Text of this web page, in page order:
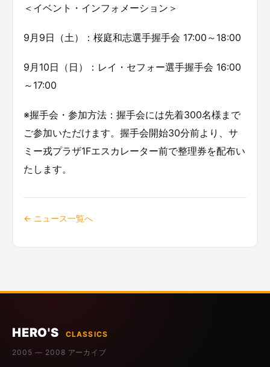
＜イベント・インフォメーション＞
9月9日（土）：桜庭和志選手握手会 17:00～18:00
9月10日（日）：レイ・セフォー選手握手会 16:00
～17:00
※握手会・参加方法：握手会には先着300名様まで
ご参加いただけます。握手会開始30分前より、サ
ミー戎プラザ1Fエスカレーター前で整理券を配布い
たします。
← ニュース一覧へ
HERO'S
CLASSICS
2005 — 2008 アーカイブ